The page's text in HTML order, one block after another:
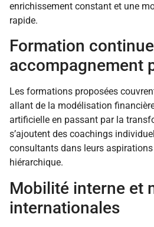
enrichissement constant et une
rapide.
Formation
accompagnement
Les formations proposées
allant de la modélisation
artificielle en passant par la
s’ajoutent des coachings
consultants dans leurs
hiérarchique.
Mobilité interne et
internationales